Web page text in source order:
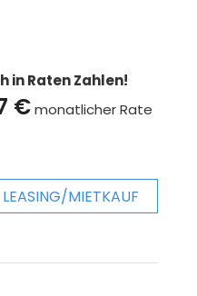
in Raten Zahlen!
€monatlicher Rate
LEASING/MIETKAUF